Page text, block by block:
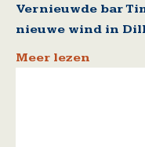
Vernieuwde bar
nieuwe wind in
Meer lezen